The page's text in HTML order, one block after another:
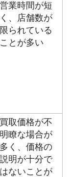
営業時間が短
く、店舗数が
限られている
ことが多い
買取価格が不
明瞭な場合が
多く、価格の
説明が十分で
はないことが